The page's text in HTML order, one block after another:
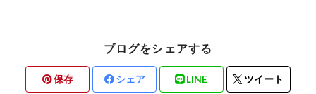
ブログをシェアする
保存 シェア LINE ツイート